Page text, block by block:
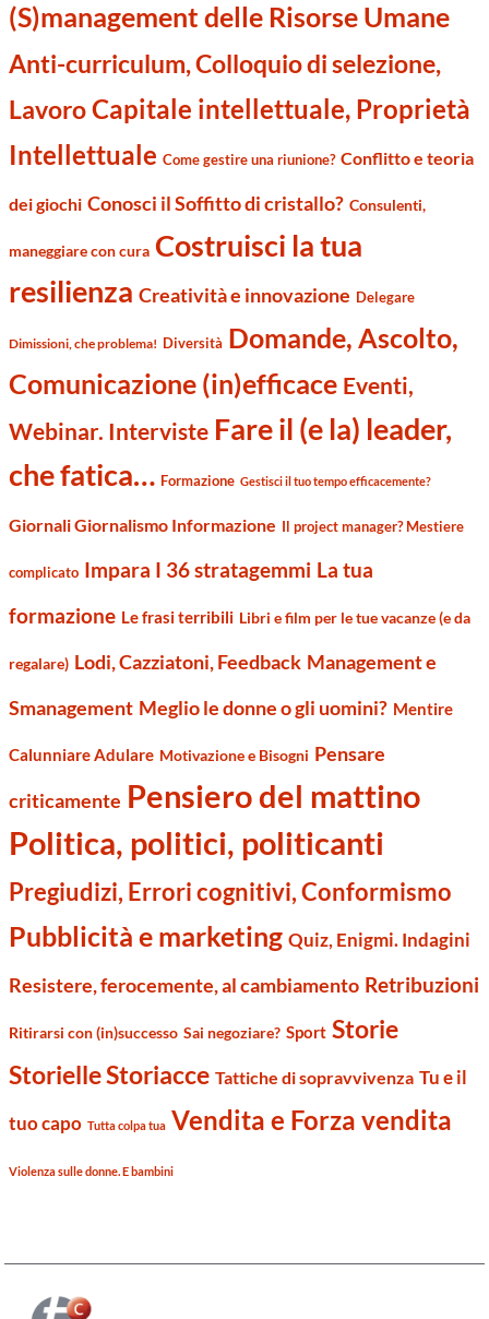
(S)management delle Risorse Umane
Anti-curriculum, Colloquio di selezione,
LavoroCapitale intellettuale, Proprietà
Intellettuale Come gestire una riunione? Conflitto e teoria
dei giochi Conosci il Soffitto di cristallo? Consulenti,
maneggiare con cura Costruisci la tua
resilienza Creatività e innovazione Delegare
Dimissioni, che problema! Diversità Domande, Ascolto,
Comunicazione (in)efficace Eventi,
Webinar. Interviste Fare il (e la) leader,
che fatica… Formazione Gestisci il tuo tempo efficacemente?
Giornali Giornalismo Informazione Il project manager? Mestiere
complicato Impara I 36 stratagemmi La tua
formazione Le frasi terribili Libri e film per le tue vacanze (e da
regalare) Lodi, Cazziatoni, Feedback Management e
Smanagement Meglio le donne o gli uomini? Mentire
Calunniare Adulare Motivazione e Bisogni Pensare
criticamente Pensiero del mattino
Politica, politici, politicanti
Pregiudizi, Errori cognitivi, Conformismo
Pubblicità e marketing Quiz, Enigmi. Indagini
Resistere, ferocemente, al cambiamento Retribuzioni
Ritirarsi con (in)successo Sai negoziare? Sport Storie
Storielle Storiacce Tattiche di sopravvivenza Tu e il
tuo capo Tutta colpa tua Vendita e Forza vendita
Violenza sulle donne. E bambini